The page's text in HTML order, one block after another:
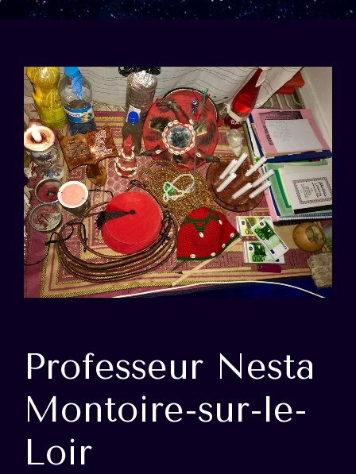
Professeur Nesta
Montoire-sur-le-
Loir